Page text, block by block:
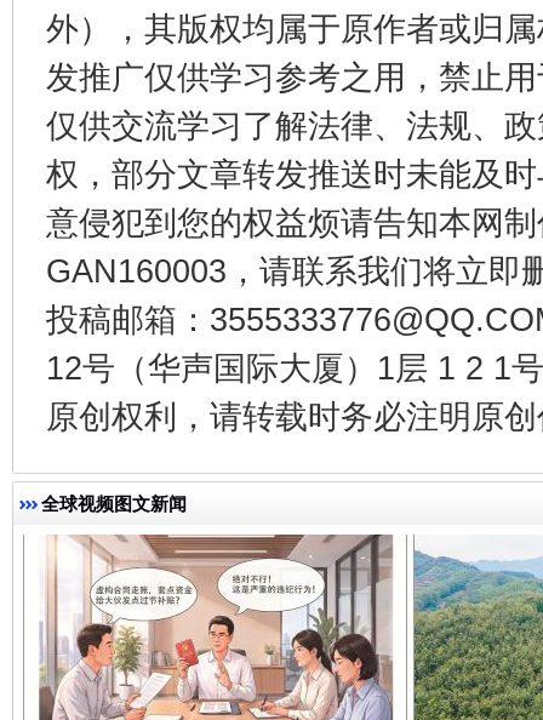
外），其版权均属于原作者或归
发推广仅供学习参考之用，禁止
仅供交流学习了解法律、法规、
权，部分文章转发推送时未能及
意侵犯到您的权益烦请告知本网
GAN160003，请联系我们将立即
投稿邮箱：
12号（华声国际大厦）1层 1 2 1
原创权利，请转载时务必注明原
全球视频图文新闻
东山县通报“牛蛙产品抗生素超标问题” 法
千年窑火 生生不息 一
揭开“小金库”的免责幌子